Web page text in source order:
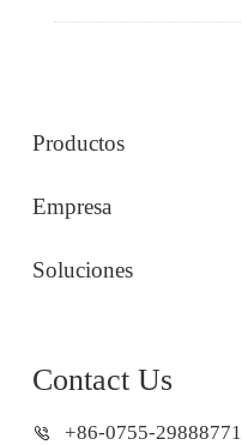
Productos
Empresa
Soluciones
Contact Us
+86-0755-29888771